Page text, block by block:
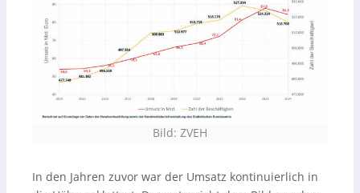
Bild: ZVEH
In den Jahren zuvor war der Umsatz kontinuierlich in